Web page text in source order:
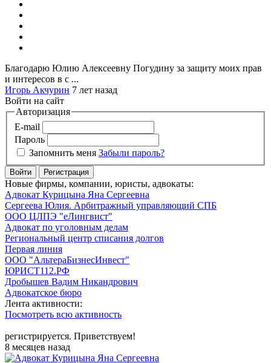
Благодарю Юлию Алексеевну Погудину за защиту моих прав
и интересов в с ...
Игорь Акчурин 7 лет назад
Войти на сайт
Авторизация
E-mail
Пароль
Запомнить меня Забыли пароль?
Войти Регистрация
Новые фирмы, компании, юристы, адвокаты:
Адвокат Курицына Яна Сергеевна
Сергеева Юлия. Арбитражный управляющий СПБ
ООО ЦЛПЭ "еЛингвист"
Адвокат по уголовным делам
Региональный центр списания долгов
Первая линия
ООО "АльтераБизнесИнвест"
ЮРИСТ112.РФ
Дробышев Вадим Никандрович
Адвокатское бюро
Лента активности:
Посмотреть всю активность
регистрируется. Приветствуем!
8 месяцев назад